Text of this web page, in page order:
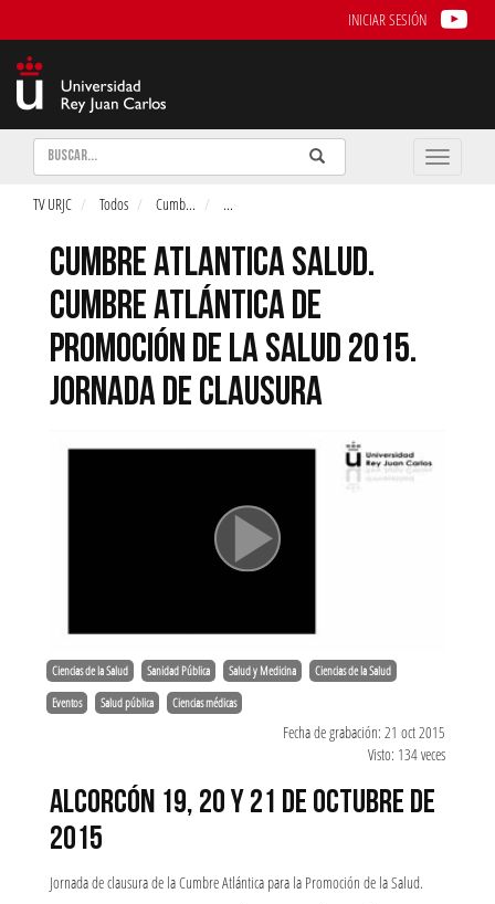
INICIAR SESIÓN
Buscar Enviar
Buscar
Toggle
TV URJC Todos Cumb... ...
CUMBRE ATLANTICA SALUD.
CUMBRE ATLÁNTICA DE
PROMOCIÓN DE LA SALUD 2015.
JORNADA DE CLAUSURA
Ciencias de la Salud Sanidad Pública Salud y Medicina Ciencias de la Salud
Eventos Salud pública Ciencias médicas
Fecha de grabación: 21 oct 2015
Visto: 134 veces
ALCORCÓN 19, 20 Y 21 DE OCTUBRE DE
2015
Jornada de clausura de la Cumbre Atlántica para la Promoción de la Salud.